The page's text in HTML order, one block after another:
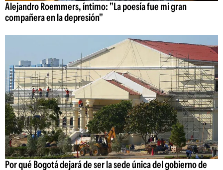
Alejandro Roemmers, íntimo: "La poesía fue mi gran
compañera en la depresión"
Por qué Bogotá dejará de ser la sede única del gobierno de